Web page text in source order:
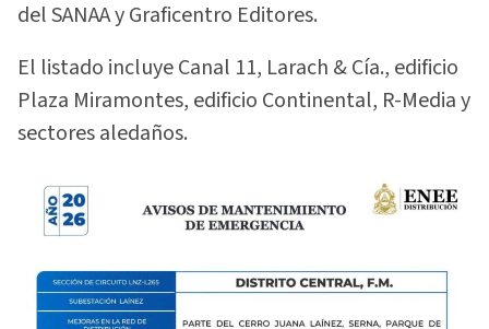
del SANAA y Graficentro Editores.
El listado incluye Canal 11, Larach & Cía., edificio
Plaza Miramontes, edificio Continental, R-Media y
sectores aledaños.